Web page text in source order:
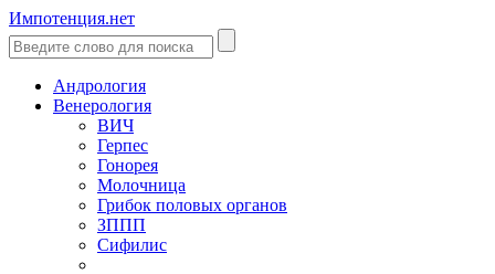
Импотенция.нет
Андрология
Венерология
ВИЧ
Герпес
Гонорея
Молочница
Грибок половых органов
ЗППП
Сифилис